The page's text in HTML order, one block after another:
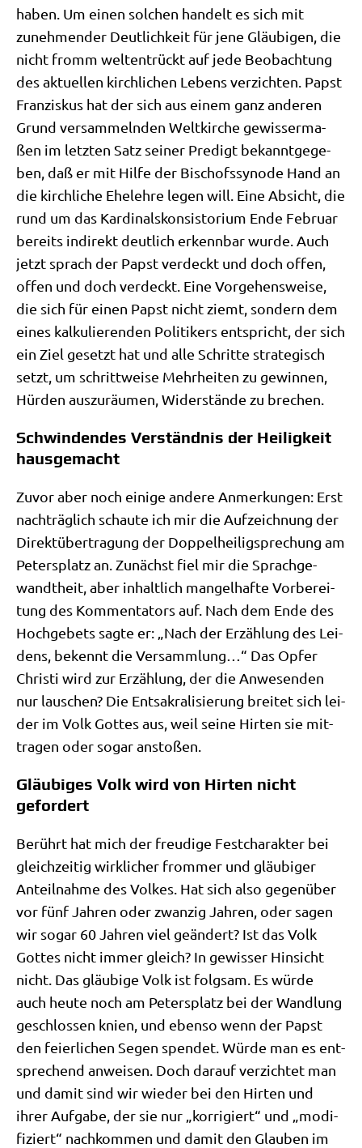
haben. Um einen sol­chen han­delt es sich mit
zuneh­men­der Deut­lich­keit für jene Gläu­bi­gen, die
nicht fromm welt­ent­rückt auf jede Beob­ach­tung
des aktu­el­len kirch­li­chen Lebens ver­zich­ten. Papst
Fran­zis­kus hat der sich aus einem ganz ande­ren
Grund ver­sam­meln­den Welt­kir­che gewis­ser­ma­
ßen im letz­ten Satz sei­ner Pre­digt bekannt­ge­ge­
ben, daß er mit Hil­fe der Bischofs­syn­ode Hand an
die kirch­li­che Ehe­leh­re legen will. Eine Absicht, die
rund um das Kar­di­nals­kon­si­sto­ri­um Ende Febru­ar
bereits indi­rekt deut­lich erkenn­bar wur­de. Auch
jetzt sprach der Papst ver­deckt und doch offen,
offen und doch ver­deckt. Eine Vor­ge­hens­wei­se,
die sich für einen Papst nicht ziemt, son­dern dem
eines kal­ku­lie­ren­den Poli­ti­kers ent­spricht, der sich
ein Ziel gesetzt hat und alle Schrit­te stra­te­gisch
setzt, um schritt­wei­se Mehr­hei­ten zu gewin­nen,
Hür­den aus­zu­räu­men, Wider­stän­de zu brechen.
Schwindendes Verständnis der Heiligkeit
hausgemacht
Zuvor aber noch eini­ge ande­re Anmer­kun­gen: Erst
nach­träg­lich schau­te ich mir die Auf­zeich­nung der
Direkt­über­tra­gung der Dop­pel­hei­lig­spre­chung am
Peters­platz an. Zunächst fiel mir die Sprach­ge­
wandt­heit, aber inhalt­lich man­gel­haf­te Vor­be­rei­
tung des Kom­men­ta­tors auf. Nach dem Ende des
Hoch­ge­bets sag­te er: „Nach der Erzäh­lung des Lei­
dens, bekennt die Ver­samm­lung…“ Das Opfer
Chri­sti wird zur Erzäh­lung, der die Anwe­sen­den
nur lau­schen? Die Ent­sa­kra­li­sie­rung brei­tet sich lei­
der im Volk Got­tes aus, weil sei­ne Hir­ten sie mit­
tra­gen oder sogar anstoßen.
Gläubiges Volk wird von Hirten nicht
gefordert
Berührt hat mich der freu­di­ge Fest­cha­rak­ter bei
gleich­zei­tig wirk­li­cher from­mer und gläu­bi­ger
Anteil­nah­me des Vol­kes. Hat sich also gegen­über
vor fünf Jah­ren oder zwan­zig Jah­ren, oder sagen
wir sogar 60 Jah­ren viel geän­dert? Ist das Volk
Got­tes nicht immer gleich? In gewis­ser Hin­sicht
nicht. Das gläu­bi­ge Volk ist folg­sam. Es wür­de
auch heu­te noch am Peters­platz bei der Wand­lung
geschlos­sen knien, und eben­so wenn der Papst
den fei­er­li­chen Segen spen­det. Wür­de man es ent­
spre­chend anwei­sen. Doch dar­auf ver­zich­tet man
und damit sind wir wie­der bei den Hir­ten und
ihrer Auf­ga­be, der sie nur „kor­ri­giert“ und „modi­
fi­ziert“ nach­kom­men und damit den Glau­ben im